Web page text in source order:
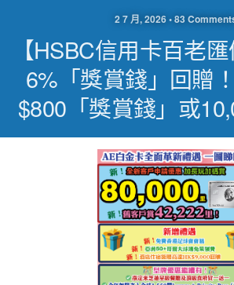
2 7 月, 2026 • 83
【HSBC信用卡百老
6%「獎賞錢」回贈
$800「獎賞錢」或